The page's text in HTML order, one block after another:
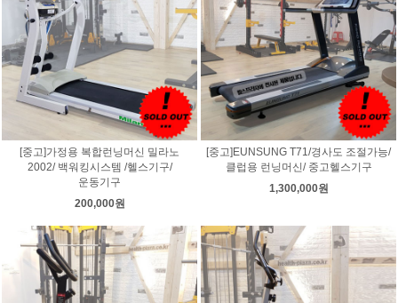
[중고]가정용 복합런닝머신 밀라노
2002/ 백워킹시스템 /헬스기구/
운동기구
200,000원
[중고]EUNSUNG T71/경사도 조절가능/
클럽용 런닝머신/ 중고헬스기구
1,300,000원